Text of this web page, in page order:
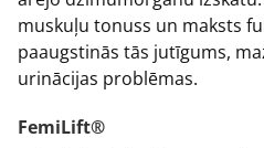
muskuļu tonuss un maksts
paaugstinās tās jutīgums,
urinācijas problēmas.
FemiLift®